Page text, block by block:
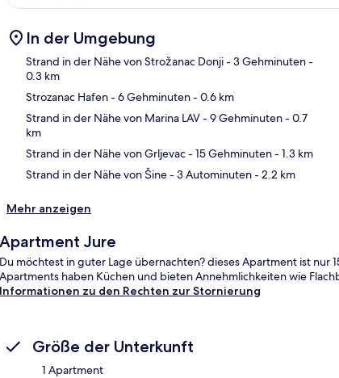
In der Umgebung
Strand in der Nähe von Strožanac Donji- 3 Gehminuten-
0.3 km
Strozanac Hafen- 6 Gehminuten- 0.6 km
Strand in der Nähe von Marina LAV- 9 Gehminuten- 0.7
km
Strand in der Nähe von Grljevac- 15 Gehminuten- 1.3 km
Strand in der Nähe von Šine- 3 Autominuten- 2.2 km
Mehr anzeigen
Apartment Jure
Du möchtest in guter Lage übernachten? dieses Apartment ist nur
Apartments haben Küchen und bieten Annehmlichkeiten wie
Informationen zu den Rechten zur Stornierung
Größe der Unterkunft
1 Apartment